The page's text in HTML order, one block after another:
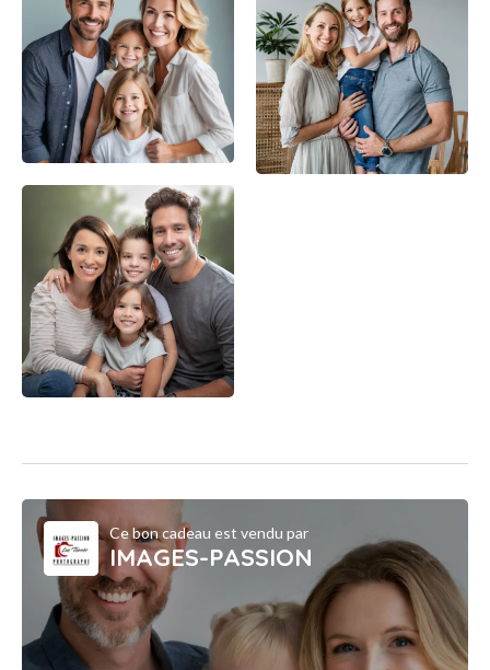
Ce bon cadeau est vendu par
IMAGES-PASSION